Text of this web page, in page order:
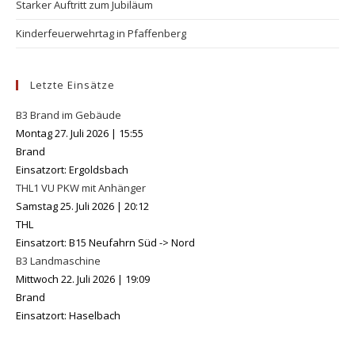
Starker Auftritt zum Jubiläum
Kinderfeuerwehrtag in Pfaffenberg
Letzte Einsätze
B3 Brand im Gebäude
Montag 27. Juli 2026 | 15:55
Brand
Einsatzort: Ergoldsbach
THL1 VU PKW mit Anhänger
Samstag 25. Juli 2026 | 20:12
THL
Einsatzort: B15 Neufahrn Süd -> Nord
B3 Landmaschine
Mittwoch 22. Juli 2026 | 19:09
Brand
Einsatzort: Haselbach